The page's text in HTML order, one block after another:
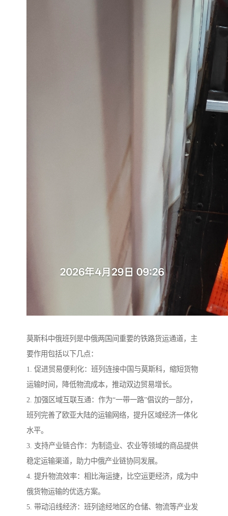
莫斯科中俄班列是中俄两国间重要的铁路货运通道，主
要作用包括以下几点：
1. 促进贸易便利化：班列连接中国与莫斯科，缩短货物
运输时间，降低物流成本，推动双边贸易增长。
2. 加强区域互联互通：作为“一带一路”倡议的一部分，
班列完善了欧亚大陆的运输网络，提升区域经济一体化
水平。
3. 支持产业链合作：为制造业、农业等领域的商品提供
稳定运输渠道，助力中俄产业链协同发展。
4. 提升物流效率：相比海运捷，比空运更经济，成为中
俄货物运输的优选方案。
5. 带动沿线经济：班列途经地区的仓储、物流等产业发